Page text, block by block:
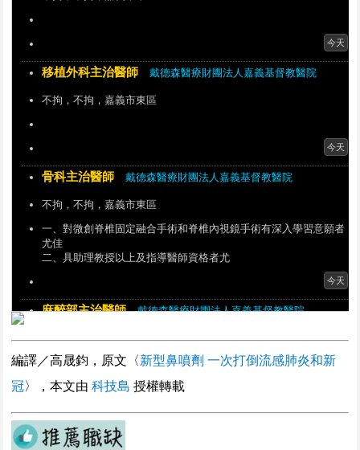
今天
移植外科主治醫師 戴德森醫療財團法人嘉義基督教醫院
不拘，不拘，嘉義市東區
今天
骨科主治醫師 戴德森醫療財團法人嘉義基督教醫院
不拘，不拘，嘉義市東區
一、對微創脊椎固定融合手術和脊椎內視鏡手術有深入學習意願者
尤佳
二、具助理教授以上及指導醫師資格者尤
今天
麻醉部主治醫師 戴德森醫療財團法人嘉義基督教醫院
不拘，不拘，嘉義市東區
具助理教授以上及指導醫師資格者尤佳
中醫部主治醫師 戴德森醫療財團法人嘉義基督教醫院
不拘，不拘，嘉義市東區
編譯／高晟鈞，原文〈新型鼻噴劑 一次打倒流感肺炎和新
冠〉，本文由科技島 授權轉載